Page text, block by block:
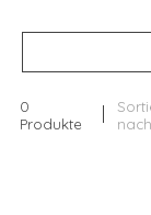
0
Produkte
nach